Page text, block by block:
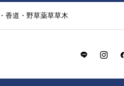
香道・野草薬草草木